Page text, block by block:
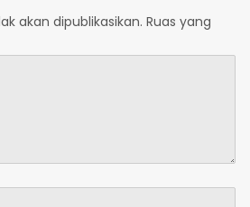
akan dipublikasikan. Ruas yang